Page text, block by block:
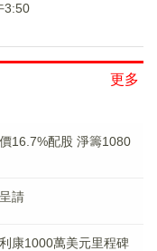
3:50
更多
16.7%配股 淨籌1080
請
康1000萬美元里程碑